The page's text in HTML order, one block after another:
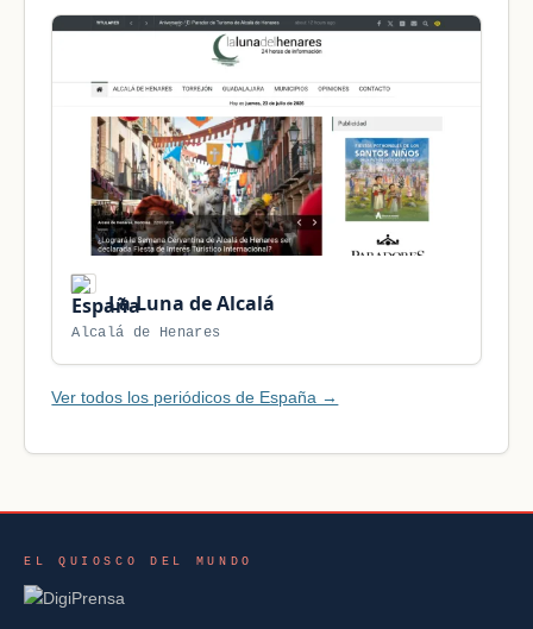
La Luna de Alcalá
Alcalá de Henares
Ver todos los periódicos de España →
EL QUIOSCO DEL MUNDO